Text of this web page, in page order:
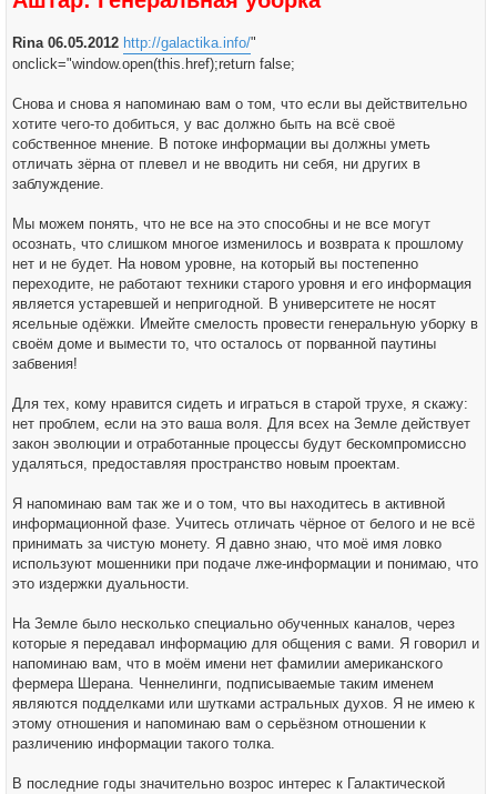
Rina 06.05.2012 http://galactika.info/"
onclick="window.open(this.href);return false;
Снова и снова я напоминаю вам о том, что если вы действительно
хотите чего-то добиться, у вас должно быть на всё своё
собственное мнение. В потоке информации вы должны уметь
отличать зёрна от плевел и не вводить ни себя, ни других в
заблуждение.
Мы можем понять, что не все на это способны и не все могут
осознать, что слишком многое изменилось и возврата к прошлому
нет и не будет. На новом уровне, на который вы постепенно
переходите, не работают техники старого уровня и его информация
является устаревшей и непригодной. В университете не носят
ясельные одёжки. Имейте смелость провести генеральную уборку в
своём доме и вымести то, что осталось от порванной паутины
забвения!
Для тех, кому нравится сидеть и играться в старой трухе, я скажу:
нет проблем, если на это ваша воля. Для всех на Земле действует
закон эволюции и отработанные процессы будут бескомпромиссно
удаляться, предоставляя пространство новым проектам.
Я напоминаю вам так же и о том, что вы находитесь в активной
информационной фазе. Учитесь отличать чёрное от белого и не всё
принимать за чистую монету. Я давно знаю, что моё имя ловко
используют мошенники при подаче лже-информации и понимаю, что
это издержки дуальности.
На Земле было несколько специально обученных каналов, через
которые я передавал информацию для общения с вами. Я говорил и
напоминаю вам, что в моём имени нет фамилии американского
фермера Шерана. Ченнелинги, подписываемые таким именем
являются подделками или шутками астральных духов. Я не имею к
этому отношения и напоминаю вам о серьёзном отношении к
различению информации такого толка.
В последние годы значительно возрос интерес к Галактической